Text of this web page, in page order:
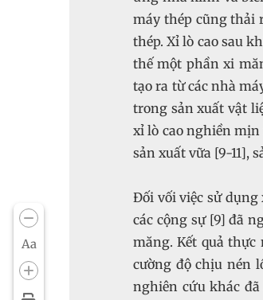
Aa
máy thép cũng thải
thép. Xỉ lò cao sau
thế một phần xi
tạo ra từ các nhà
trong sản xuất vật
xỉ lò cao nghiền
sản xuất vữa [9-11],
Đối vối việc sử
các cộng sự [9] đã
măng. Kết quả
cường độ chịu nén
nghiên cứu khác